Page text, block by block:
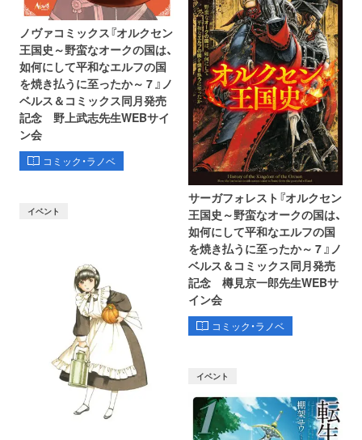
ノヴァコミックス『オルクセン
王国史～野蛮なオークの国は、
如何にして平和なエルフの国
を焼き払うに至ったか～ 7 』ノ
ベルス＆コミックス同月発売
記念 野上武志先生WEBサイ
ン会
コミック・ラノベ
サーガフォレスト『オルクセン
王国史～野蛮なオークの国は、
如何にして平和なエルフの国
を焼き払うに至ったか～ 7 』ノ
ベルス＆コミックス同月発売
記念 樽見京一郎先生WEBサ
イン会
コミック・ラノベ
イベント
イベント